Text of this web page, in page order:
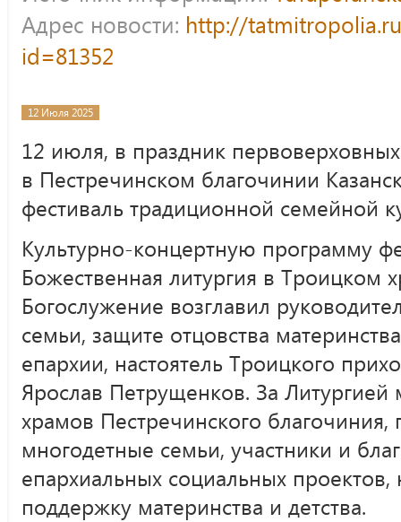
Адрес новости: http://
id=81352
12 Июля 2025
12 июля, в праздник
в Пестречинском благочинии
фестиваль традиционной семейной
Культурно-концертную программу
Божественная литургия в Троицком
Богослужение возглавил
семьи, защите отцовства
епархии, настоятель Троицкого
Ярослав Петрущенков. За
храмов Пестречинского благочиния,
многодетные семьи, участники и
епархиальных социальных
поддержку материнства и детства.